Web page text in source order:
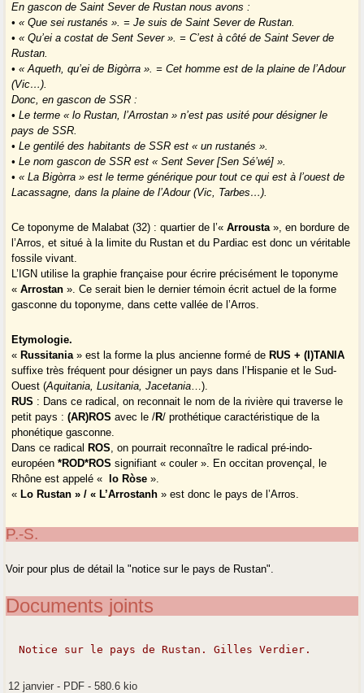
En gascon de Saint Sever de Rustan nous avons :
• « Que sei rustanés ». = Je suis de Saint Sever de Rustan.
• « Qu’ei a costat de Sent Sever ». = C’est à côté de Saint Sever de
Rustan.
• « Aqueth, qu’ei de Bigòrra ». = Cet homme est de la plaine de l’Adour
(Vic…).
Donc, en gascon de SSR :
• Le terme « lo Rustan, l’Arrostan » n’est pas usité pour désigner le
pays de SSR.
• Le gentilé des habitants de SSR est « un rustanés ».
• Le nom gascon de SSR est « Sent Sever [Sen Sé’wé] ».
• « La Bigòrra » est le terme générique pour tout ce qui est à l’ouest de
Lacassagne, dans la plaine de l’Adour (Vic, Tarbes…).
Ce toponyme de Malabat (32) : quartier de l’«Arrousta», en bordure de
l’Arros, et situé à la limite du Rustan et du Pardiac est donc un véritable
fossile vivant.
L’IGN utilise la graphie française pour écrire précisément le toponyme
«Arrostan ». Ce serait bien le dernier témoin écrit actuel de la forme
gasconne du toponyme, dans cette vallée de l’Arros.
Etymologie.
« Russitania» est la forme la plus ancienne formé de RUS + (I)TANIA
suffixe très fréquent pour désigner un pays dans l’Hispanie et le Sud-
Ouest (Aquitania, Lusitania, Jacetania…).
RUS : Dans ce radical, on reconnait le nom de la rivière qui traverse le
petit pays :(AR)ROSavec le /R/ prothétique caractéristique de la
phonétique gasconne.
Dans ce radical ROS, on pourrait reconnaître le radical pré-indo-
européen*ROD*ROS signifiant « couler ». En occitan provençal, le
Rhône est appelé «
lo Ròse ».
« Lo Rustan » / « L’Arrostanh » est donc le pays de l’Arros.
P.-S.
Voir pour plus de détail la "notice sur le pays de Rustan".
Documents joints
Notice sur le pays de Rustan. Gilles Verdier.
12 janvier - PDF -580.6 kio